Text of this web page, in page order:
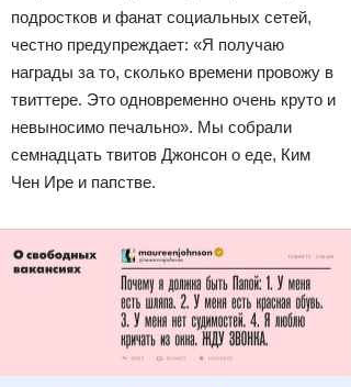
подростков и фанат социальных сетей,
честно предупреждает: «Я получаю
награды за то, сколько времени провожу в
твиттере. Это одновременно очень круто и
невыносимо печально». Мы собрали
семнадцать твитов Джонсон о еде, Ким
Чен Ире и папстве.